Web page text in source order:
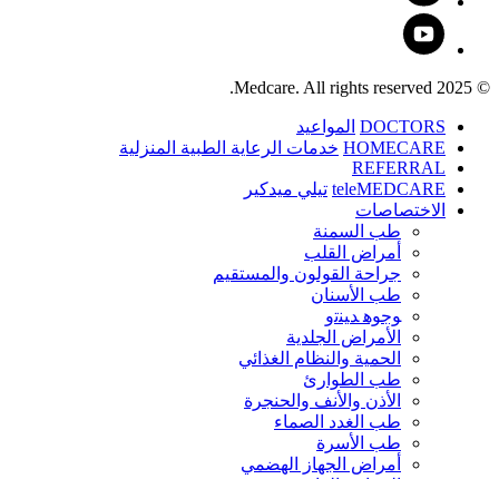
© 2025 Medcare. All rights reserved.
DOCTORS المواعيد
HOMECARE خدمات الرعاية الطبية المنزلية
REFERRAL
teleMEDCARE تيلي ميدكير
الاختصاصات
طب السمنة
أمراض القلب
جراحة القولون والمستقيم
طب الأسنان
ﻮﺟﻮﻫ ﺪﻴﻨﺗﻭ
الأمراض الجلدية
الحمية والنظام الغذائي
طب الطوارئ
الأذن والأنف والحنجرة
طب الغدد الصماء
طب الأسرة
أمراض الجهاز الهضمي